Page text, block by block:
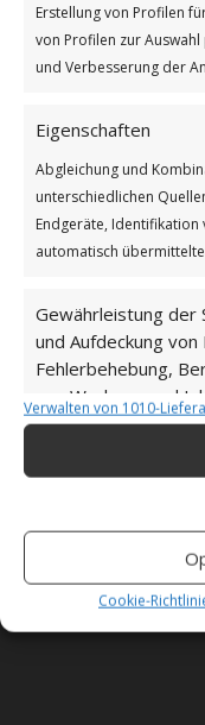
Erstellung von Profilen
von Profilen zur
und Verbesserung der
Eigenschaften
Abgleichung und
unterschiedlichen
Endgeräte, Identifikation
automatisch
Gewährleistung der
und Aufdeckung
Fehlerbehebung,
von Werbung und
Verwalten von 1010-
Cookie-
Unsere